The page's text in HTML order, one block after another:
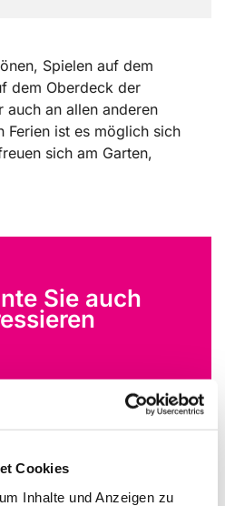
Cookies
Inhalte und Anzeigen zu
Spielen auf dem
dem Oberdeck der
an allen anderen
Ferien ist es möglich sich
sich am Garten,
Sie auch